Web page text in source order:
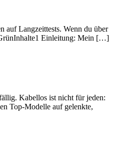
auf Langzeittests. Wenn du über
Einleitung: Mein […]
Kabellos ist nicht für jeden:
Top-Modelle auf gelenkte,